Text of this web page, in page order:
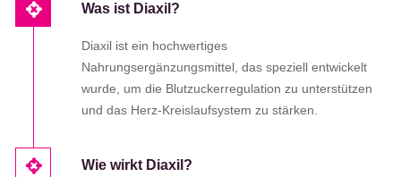
Was ist Diaxil?
Diaxil ist ein hochwertiges
Nahrungsergänzungsmittel, das speziell entwickelt
wurde, um die Blutzuckerregulation zu unterstützen
und das Herz-Kreislaufsystem zu stärken.
Wie wirkt Diaxil?